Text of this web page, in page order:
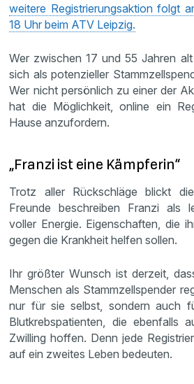
weitere Registrierungsaktion folgt
18 Uhr beim ATV Leipzig.
Wer zwischen 17 und 55 Jahren
sich als potenzieller
Wer nicht persönlich zu einer der
hat die Möglichkeit, online ein
Hause anzufordern.
„Franzi ist eine Kämpferin“
Trotz aller Rückschläge blickt
Freunde beschreiben Franzi als
voller Energie. Eigenschaften, die
gegen die Krankheit helfen sollen.
Ihr größter Wunsch ist derzeit,
Menschen als Stammzellspender
nur für sie selbst, sondern auch
Blutkrebspatienten, die ebenfalls
Zwilling hoffen. Denn jede
auf ein zweites Leben bedeuten.